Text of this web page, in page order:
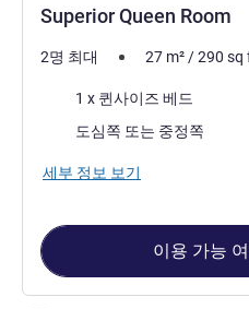
Superior Queen Room
2명 최대 27 m²/290 sq
1 x 퀸사이즈 베드
도심쪽 또는 중정쪽
세부 정보 보기
이용 가능